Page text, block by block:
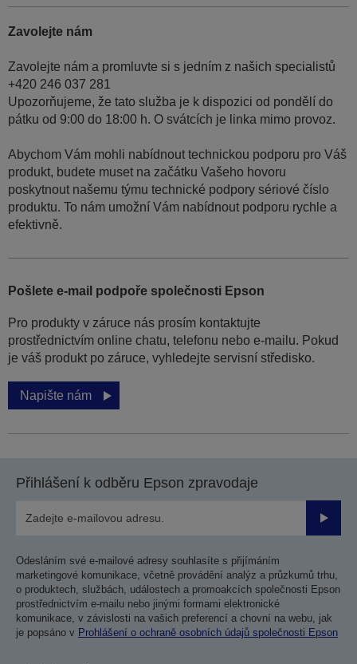
Zavolejte nám
Zavolejte nám a promluvte si s jedním z našich specialistů
+420 246 037 281
Upozorňujeme, že tato služba je k dispozici od pondělí do
pátku od 9:00 do 18:00 h. O svátcích je linka mimo provoz.
Abychom Vám mohli nabídnout technickou podporu pro Váš
produkt, budete muset na začátku Vašeho hovoru
poskytnout našemu týmu technické podpory sériové číslo
produktu. To nám umožní Vám nabídnout podporu rychle a
efektivně.
Pošlete e-mail podpoře společnosti Epson
Pro produkty v záruce nás prosím kontaktujte
prostřednictvím online chatu, telefonu nebo e-mailu. Pokud
je váš produkt po záruce, vyhledejte servisní středisko.
Napište nám
Přihlášení k odběru Epson zpravodaje
Odesláním své e-mailové adresy souhlasíte s přijímáním
marketingové komunikace, včetně provádění analýz a průzkumů trhu,
o produktech, službách, událostech a promoakcích společnosti Epson
prostřednictvím e-mailu nebo jinými formami elektronické
komunikace, v závislosti na vašich preferencí a chovní na webu, jak
je popsáno v Prohlášení o ochraně osobních údajů společnosti Epson